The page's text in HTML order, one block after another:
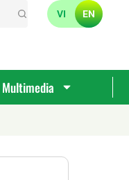
VI EN
Multimedia